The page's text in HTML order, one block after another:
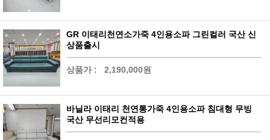
GR 이태리천연소가죽 4인용소파 그린컬러 국산 신
상품출시
상품가 : 2,190,000원
바닐라 이태리 천연통가죽 4인용소파 침대형 무빙
국산 무선리모컨적용